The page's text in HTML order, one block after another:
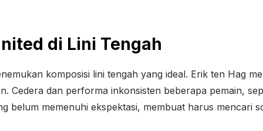
di Lini Tengah
komposisi lini tengah yang ideal. Erik ten Hag
Cedera dan performa inkonsisten beberapa pemain,
belum memenuhi ekspektasi, membuat harus mencari